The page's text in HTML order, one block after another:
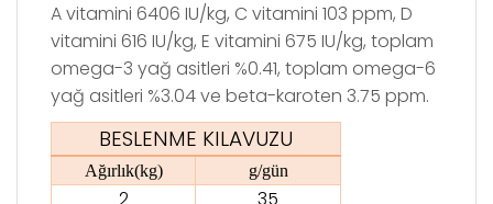
A vitamini 6406 IU/kg, C vitamini 103 ppm, D
vitamini 616 IU/kg, E vitamini 675 IU/kg, toplam
omega-3 yağ asitleri %0.41, toplam omega-6
yağ asitleri %3.04 ve beta-karoten 3.75 ppm.
BESLENME KILAVUZU
Ağırlık(kg) g/gün